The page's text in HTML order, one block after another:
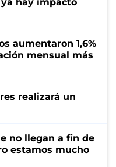
aumentaron 1,6%
mensual más
realizará un
no llegan a fin de
estamos mucho